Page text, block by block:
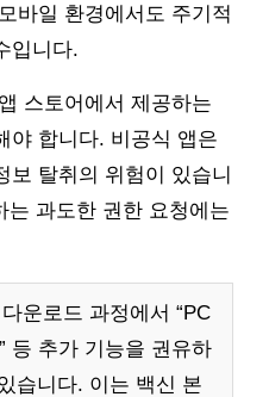
바일 환경에서도 주기적
입니다.
스토어에서 제공하는
야 합니다. 비공식 앱은
보 탈취의 위험이 있습니
는 과도한 권한 요청에는
운로드 과정에서 “PC
등 추가 기능을 권유하
습니다. 이는 백신 본